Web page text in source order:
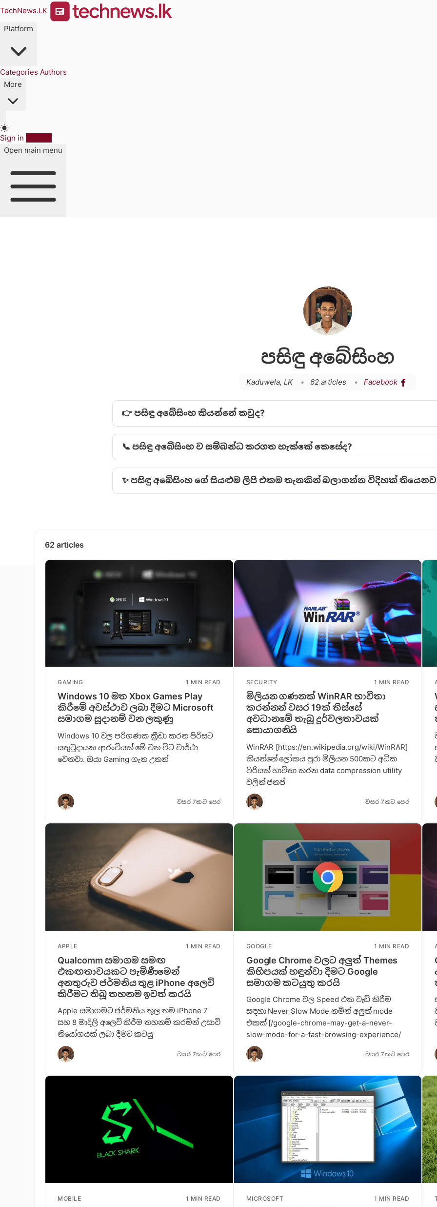
TechNews.LK
Platform
Categories Authors
More
Sign in
Open main menu
පසිඳු අබේසිංහ
Kaduwela, LK • 62 articles • Facebook
👉 පසිඳු අබේසිංහ කියන්නේ කවුද?
📞 පසිඳු අබේසිංහ ව සම්බන්ධ කරගත හැක්කේ කෙසේද?
✨ පසිඳු අබේසිංහ ‍ගේ සියළුම ලිපි එකම තැනකින් බලාගන්න විදිහක්
62 articles
GAMING 1 MIN READ
Windows 10 මත Xbox Games Play
කිරීමේ අවස්ථාව ලබා දීමට Microsoft
සමාගම සූදානම් වන ලකුණු
Windows 10 වල පරිගණක ක්‍රීඩා කරන පිරිසට
සතුටුදායක ආරංචියක් මේ වන විට වාර්ථා
වෙනවා. ඔයා Gaming ගැන උනන්
වසර 7කට පෙර
SECURITY 1 MIN READ
මිලියන ගණනක් WinRAR භාවිතා
කරන්නන් වසර 19ක් තිස්සේ
අවධානමේ තැබූ දුර්වලතාවයක්
සොයාගනියි
WinRAR [https://en.wikipedia.org/wiki/WinRAR]
කියන්නේ ලෝකය පුරා මිලියන 500කට අධික
පිරිසක් භාවිතා කරන data compression utility
වලින් ජනප්
වසර 7කට පෙර
APPLE 1 MIN READ
Qualcomm සමාගම සමඟ
එකඟතාවයකට පැමිණීමෙන්
අනතුරුව ජර්මනිය තුළ iPhone අලෙවි
කිරීමට තිබූ තහනම ඉවත් කරයි
Apple සමාගමට ජර්මනිය තුල තම iPhone 7
සහ 8 මාදිලි අලෙවි කිරීම තහනම් කරමින් උසාවි
නියෝගයක් ලබා දීමට කටයු
වසර 7කට පෙර
GOOGLE 1 MIN READ
Google Chrome වලට අලුත් Themes
කිහිපයක් හඳුන්වා දීමට Google
සමාගම කටයුතු කරයි
Google Chrome වල Speed එක වැඩි කිරීම
සඳහා Never Slow Mode නමින් අලුත් mode
එකක් [/google-chrome-may-get-a-never-
slow-mode-for-a-fast-browsing-experience/
වසර 7කට පෙර
MOBILE 1 MIN READ MICROSOFT 1 MIN READ